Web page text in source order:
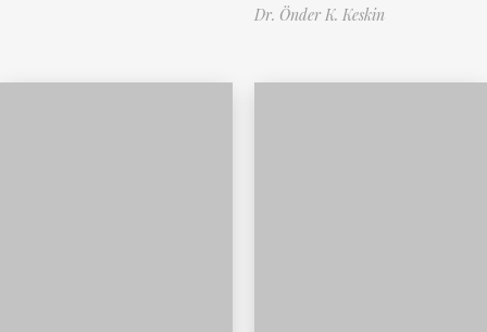
Dr. Önder K. Keskin